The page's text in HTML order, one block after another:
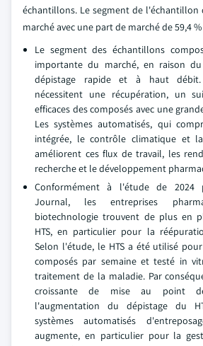
échantillons. Le segment de l'échantillon
marché avec une part de marché de 59,4
Le segment des échantillons
importante du marché, en raison
dépistage rapide et à haut débit.
nécessitent une récupération, un
efficaces des composés avec une
Les systèmes automatisés, qui
intégrée, le contrôle climatique et
améliorent ces flux de travail, les
recherche et le développement
Conformément à l'étude de 2024
Journal, les entreprises
biotechnologie trouvent de plus en
HTS, en particulier pour la
Selon l'étude, le HTS a été utilisé
composés par semaine et testé in
traitement de la maladie. Par
croissante de mise au point
l'augmentation du dépistage du
systèmes automatisés
augmente, en particulier pour la